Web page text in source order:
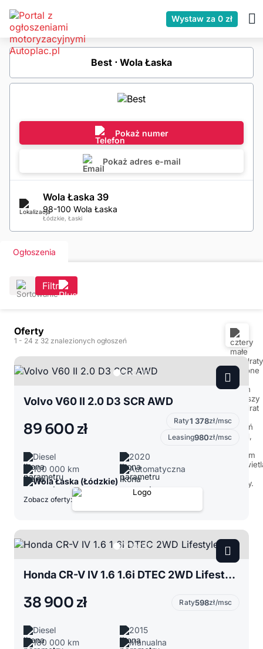
Wystaw za 0 zł
Best ⋅ Wola Łaska
Pokaż numer
Pokaż adres e-mail
Wola Łaska 39
98-100 Wola Łaska
Łódzkie, Łaski
Ogłoszenia
Filtr
Oferty
1 - 24 z 32 znalezionych ogłoszeń
Volvo V60 II 2.0 D3 SCR AWD
89 600 zł Raty1 378zł/msc
Leasing980zł/msc
Diesel
2020
100 000 km
Automatyczna
Wola Łaska (Łódzkie)
Zobacz oferty:
Honda CR-V IV 1.6 1.6i DTEC 2WD Lifestyle Plus
38 900 zł Raty598zł/msc
Diesel
2015
180 000 km
Manualna